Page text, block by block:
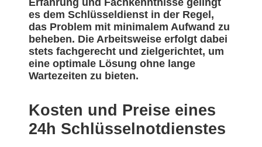
Erfahrung und Fachkenntnisse gelingt
es dem Schlüsseldienst in der Regel,
das Problem mit minimalem Aufwand zu
beheben. Die Arbeitsweise erfolgt dabei
stets fachgerecht und zielgerichtet, um
eine optimale Lösung ohne lange
Wartezeiten zu bieten.
Kosten und Preise eines
24h Schlüsselnotdienstes